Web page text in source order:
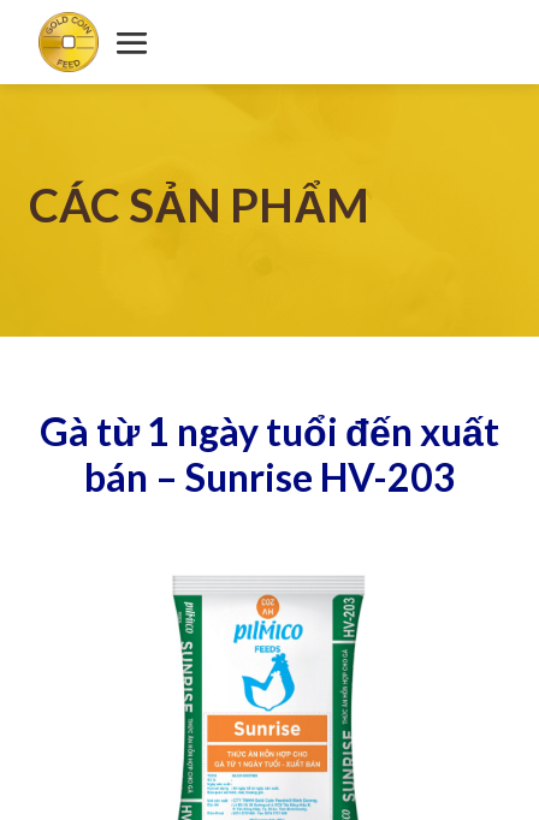
CÁC SẢN PHẨM
Gà từ 1 ngày tuổi đến xuất
bán – Sunrise HV-203